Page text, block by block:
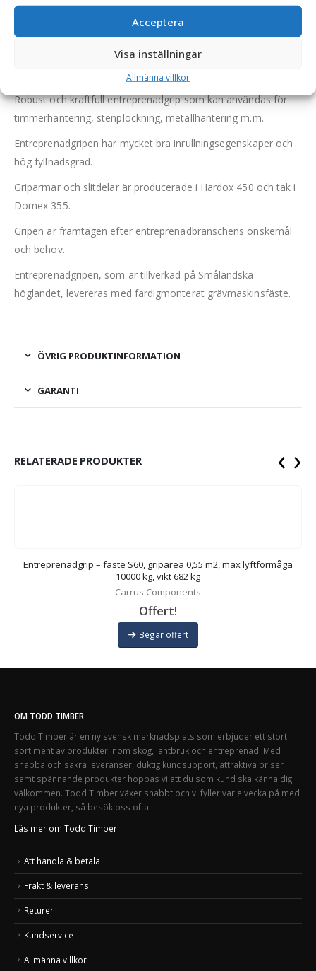
Acceptera
Visa inställningar
Allmänna villkor
BESKRIVNING
Entreprenadgrip – fäste S70, griparea 1,2 m2, max
lyftförmåga 15000 kg, vikt 1500 kg
Robust och kraftfull entreprenadgrip som kan användas för
timmerhantering, stenplockning, metallhantering m.m.
Entreprenadgripen har mycket bra inrullningsegenskaper och
hög fyllnadsgrad.
Griparmar och slitdelar är producerade i Hardox 450 och tak i
Domex 355.
Gripen är framtagen efter entreprenadbranschens önskemål
och behov.
Entreprenadgripen, som är tillverkad på Småländska
höglandet, levereras med färdigmonterat grävmaskinsfäste.
ÖVRIG PRODUKTINFORMATION
GARANTI
RELATERADE PRODUKTER
Entreprenadgrip – fäste S60, griparea 0,55 m2, max lyftförmåga
10000 kg, vikt 682 kg
Carrus Components
Offert!
Begär offert
‹ ›
OM TODD TIMBER
Todd Timber är en ny svensk marknadsplats som erbjuder ett stort
sortiment av produkter inom skog, lantbruk och entreprenad. Med
snabba och säkra leveranser, duktig kundsupport, attraktiva priser
samt spännande produkter hoppas vi att du som kund ska känna dig
välkommen. Todd Timber växer snabbt och vi fyller varje vecka på med
nya produkter, så besök oss ofta.
Läs mer om Todd Timber
Att handla & betala
Frakt & leverans
Returer
Kundservice
Allmänna villkor